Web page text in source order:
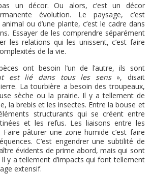
un décor. Ou alors, c’est un décor
évolution. Le paysage, c’est
animal ou d’une plante, c’est le cadre dans
Essayer de les comprendre séparément
les relations qui les unissent, c’est faire
de la vie.
ont besoin l’un de l’autre, ils sont
est lié dans tous les sens», disait
La tourbière a besoin des troupeaux,
sèche ou la prairie. Il y a tellement de
la brebis et les insectes. Entre la bouse et
structurants qui se créent entre
et les refus. Les liaisons entre les
pâturer une zone humide c’est faire
C’est engendrer une subtilité de
évidents de prime abord, mais qui sont
y a tellement d’impacts qui font tellement
extensif.